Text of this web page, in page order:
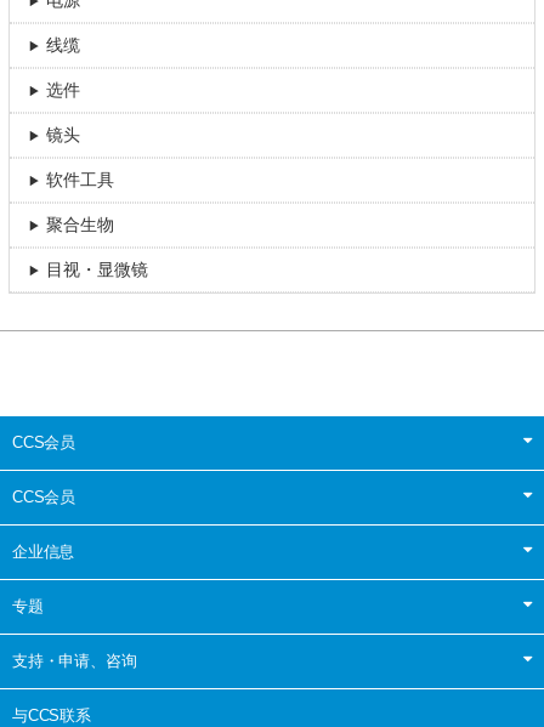
线缆
选件
镜头
软件工具
聚合生物
目视・显微镜
CCS会员
CCS会员
企业信息
专题
支持・申请、咨询
与CCS联系